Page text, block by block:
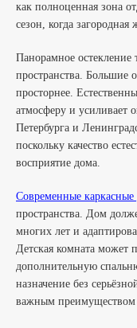
как полноценная зона
сезон, когда
Панорамное остекление
пространства. Большие
просторнее.
атмосферу и усиливает
Петербурга и
поскольку качество
восприятие дома.
Современные каркасные
пространства. Дом
многих лет и
Детская комната может
дополнительную
назначение без
важным преимуществом